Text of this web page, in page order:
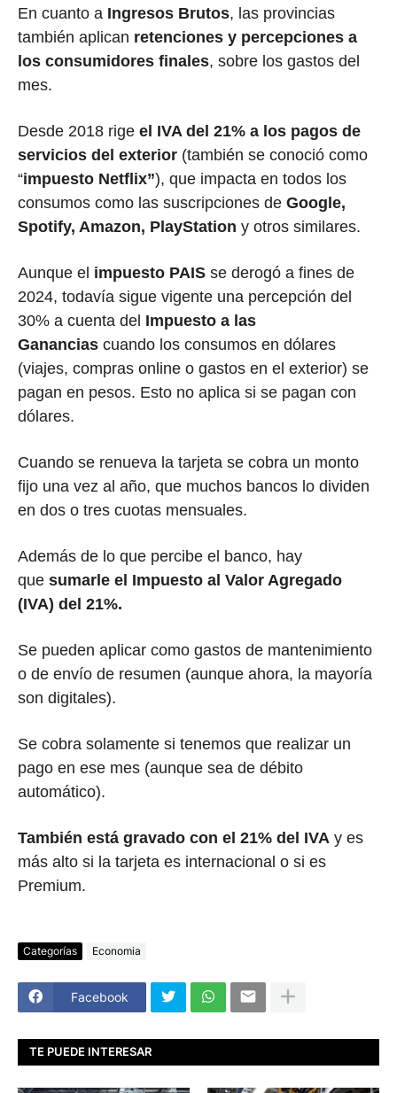
En cuanto a Ingresos Brutos, las provincias
también aplican retenciones y percepciones a
los consumidores finales, sobre los gastos del
mes.
Desde 2018 rige el IVA del 21% a los pagos de
servicios del exterior (también se conoció como
“impuesto Netflix”), que impacta en todos los
consumos como las suscripciones de Google,
Spotify, Amazon, PlayStation y otros similares.
Aunque el impuesto PAIS se derogó a fines de
2024, todavía sigue vigente una percepción del
30% a cuenta del Impuesto a las
Ganancias cuando los consumos en dólares
(viajes, compras online o gastos en el exterior) se
pagan en pesos. Esto no aplica si se pagan con
dólares.
Cuando se renueva la tarjeta se cobra un monto
fijo una vez al año, que muchos bancos lo dividen
en dos o tres cuotas mensuales.
Además de lo que percibe el banco, hay
que sumarle el Impuesto al Valor Agregado
(IVA) del 21%.
Se pueden aplicar como gastos de mantenimiento
o de envío de resumen (aunque ahora, la mayoría
son digitales).
Se cobra solamente si tenemos que realizar un
pago en ese mes (aunque sea de débito
automático).
También está gravado con el 21% del IVA y es
más alto si la tarjeta es internacional o si es
Premium.
Categorías Economia
Facebook
TE PUEDE INTERESAR